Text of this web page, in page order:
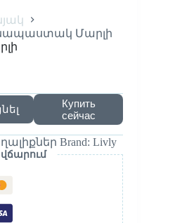
Մարլի
Купить
сейчас
Brand: Livly